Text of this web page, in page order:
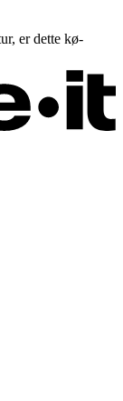
er dette kø-